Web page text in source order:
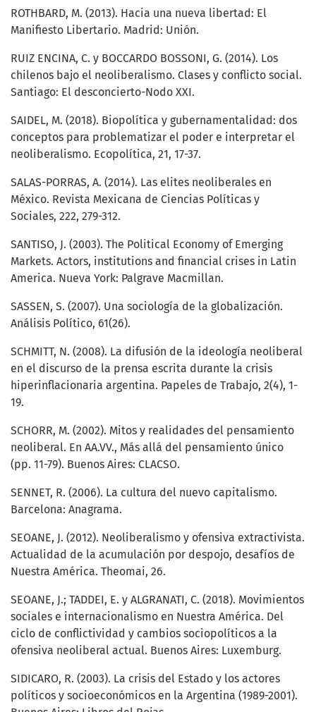
ROTHBARD, M. (2013). Hacia una nueva libertad: El
Manifiesto Libertario. Madrid: Unión.
RUIZ ENCINA, C. y BOCCARDO BOSSONI, G. (2014). Los
chilenos bajo el neoliberalismo. Clases y conflicto social.
Santiago: El desconcierto-Nodo XXI.
SAIDEL, M. (2018). Biopolítica y gubernamentalidad: dos
conceptos para problematizar el poder e interpretar el
neoliberalismo. Ecopolítica, 21, 17-37.
SALAS-PORRAS, A. (2014). Las elites neoliberales en
México. Revista Mexicana de Ciencias Políticas y
Sociales, 222, 279-312.
SANTISO, J. (2003). The Political Economy of Emerging
Markets. Actors, institutions and financial crises in Latin
America. Nueva York: Palgrave Macmillan.
SASSEN, S. (2007). Una sociología de la globalización.
Análisis Político, 61(26).
SCHMITT, N. (2008). La difusión de la ideología neoliberal
en el discurso de la prensa escrita durante la crisis
hiperinflacionaria argentina. Papeles de Trabajo, 2(4), 1-
19.
SCHORR, M. (2002). Mitos y realidades del pensamiento
neoliberal. En AA.VV., Más allá del pensamiento único
(pp. 11-79). Buenos Aires: CLACSO.
SENNET, R. (2006). La cultura del nuevo capitalismo.
Barcelona: Anagrama.
SEOANE, J. (2012). Neoliberalismo y ofensiva extractivista.
Actualidad de la acumulación por despojo, desafíos de
Nuestra América. Theomai, 26.
SEOANE, J.; TADDEI, E. y ALGRANATI, C. (2018). Movimientos
sociales e internacionalismo en Nuestra América. Del
ciclo de conflictividad y cambios sociopolíticos a la
ofensiva neoliberal actual. Buenos Aires: Luxemburg.
SIDICARO, R. (2003). La crisis del Estado y los actores
políticos y socioeconómicos en la Argentina (1989-2001).